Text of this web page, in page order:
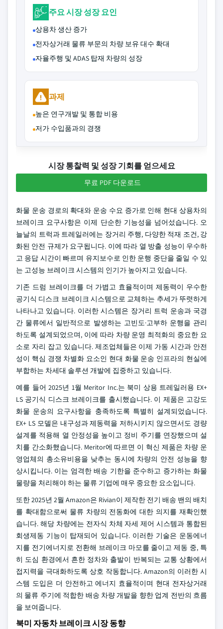
주요 시장 성장 요인
상용차 생산 증가
전자상거래 물류 부문의 차량 보유 대수 확대
자율주행 및 ADAS 탑재 차량의 성장
과제
높은 연구개발 및 통합 비용
저가 수입품과의 경쟁
시장 통찰력 및 성장 기회를 얻으세요
무료 PDF 다운로드
화물 운송 경로의 확대와 운송 수요 증가로 인해 현대 상용차의
브레이크 요구사항은 이제 단순한 기능성을 넘어섰습니다. 오
늘날의 트럭과 트레일러에는 장거리 주행, 다양한 적재 조건, 강
화된 안전 규제가 요구됩니다. 이에 따라 열 방출 성능이 우수하
고 응답 시간이 빠르며 유지보수로 인한 운행 중단을 줄일 수 있
는 고성능 브레이크 시스템의 인기가 높아지고 있습니다.
기존 드럼 브레이크를 더 가볍고 효율적이며 제동력이 우수한
공기식 디스크 브레이크 시스템으로 교체하는 추세가 뚜렷하게
나타나고 있습니다. 이러한 시스템은 장거리 트럭 운송과 국경
간 물류에서 일반적으로 발생하는 고빈도·고부하 운행을 관리
하도록 설계되었으며, 이에 따라 차량 운영 최적화의 중요한 요
소로 자리 잡고 있습니다. 제조업체들은 이제 가동 시간과 안전
성이 핵심 경쟁 차별화 요소인 현대 화물 운송 인프라의 현실에
부합하는 차세대 솔루션 개발에 집중하고 있습니다.
예를 들어 2025년 1월 Meritor Inc.는 북미 상용 트레일러용 EX+
LS 공기식 디스크 브레이크를 출시했습니다. 이 제품은 고강도
화물 운송의 요구사항을 충족하도록 특별히 설계되었습니다.
EX+ LS 모델은 내구성과 제동력을 저하시키지 않으면서도 경량
설계를 적용해 열 안정성을 높이고 정비 주기를 연장했으며 설
치를 간소화했습니다. Meritor에 따르면 이 혁신 제품은 차량 운
영업체의 총소유비용을 낮추는 동시에 차량의 안전 성능을 향
상시킵니다. 이는 엄격한 배송 기한을 준수하고 증가하는 화물
물량을 처리해야 하는 물류 기업에 매우 중요한 요소입니다.
또한 2025년 2월 Amazon은 Rivian이 제작한 전기 배송 밴의 배치
를 확대함으로써 물류 차량의 전동화에 대한 의지를 재확인했
습니다. 해당 차량에는 전자식 차체 자세 제어 시스템과 통합된
회생제동 기능이 탑재되어 있습니다. 이러한 기술은 운동에너
지를 전기에너지로 전환해 브레이크 마모를 줄이고 제동 중, 특
히 도심 환경에서 흔한 정차와 출발이 반복되는 교통 상황에서
접지력을 극대화하도록 상호 작동합니다. Amazon의 이러한 시
스템 도입은 더 안전하고 에너지 효율적이며 현대 전자상거래
의 물류 주기에 적합한 배송 차량 개발을 향한 업계 전반의 흐름
을 보여줍니다.
북미 자동차 브레이크 시장 동향